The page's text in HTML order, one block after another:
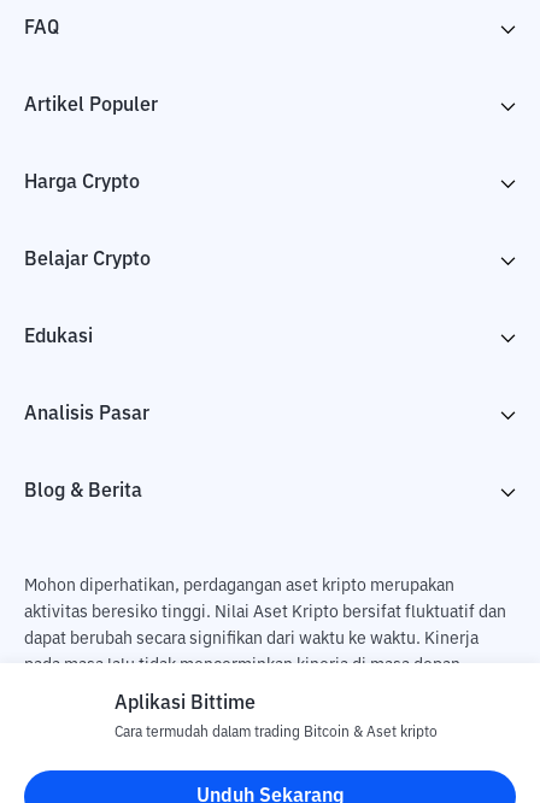
FAQ
Artikel Populer
Harga Crypto
Belajar Crypto
Edukasi
Analisis Pasar
Blog & Berita
Mohon diperhatikan, perdagangan aset kripto merupakan
aktivitas beresiko tinggi. Nilai Aset Kripto bersifat fluktuatif dan
dapat berubah secara signifikan dari waktu ke waktu. Kinerja
pada masa lalu tidak mencerminkan kinerja di masa depan.
Terdapat risiko kehilangan sebagai dampak dari membeli dan
pengguna. PT Utama Aset Digital Indonesia (Bittime) tidak
bertanggung jawab atas perubahan fluktuasi dari nilai tukar Aset
Kripto.
Aplikasi Bittime
Cara termudah dalam trading Bitcoin & Aset kripto
Unduh Sekarang